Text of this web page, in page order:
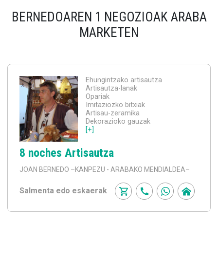
BERNEDOAREN 1 NEGOZIOAK ARABA
MARKETEN
Ehungintzako artisautza
Artisautza-lanak
Opariak
Imitaziozko bitxiak
Artisau-zeramika
Dekorazioko gauzak
[+]
8 noches Artisautza
JOAN BERNEDO –KANPEZU - ARABAKO MENDIALDEA–
Salmenta edo eskaerak